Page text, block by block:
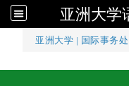
亚洲大学
亚洲大学 国际事务处
亚洲大学